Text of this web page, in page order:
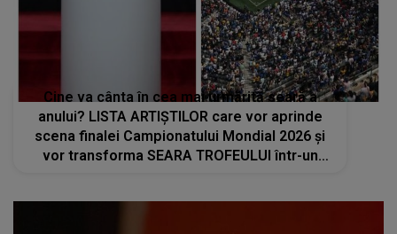
Cine va cânta în cea mai urmărită seară a
anului? LISTA ARTIȘTILOR care vor aprinde
scena finalei Campionatului Mondial 2026 și
vor transforma SEARA TROFEULUI într-un